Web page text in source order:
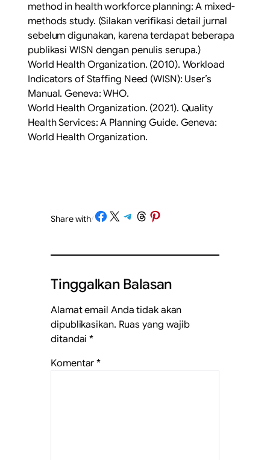
method in health workforce planning: A mixed-
methods study. (Silakan verifikasi detail jurnal
sebelum digunakan, karena terdapat beberapa
publikasi WISN dengan penulis serupa.)
World Health Organization. (2010). Workload
Indicators of Staffing Need (WISN): User’s
Manual. Geneva: WHO.
World Health Organization. (2021). Quality
Health Services: A Planning Guide. Geneva:
World Health Organization.
Share with/Share on Facebook
Share on X Share on Telegram
Share on Threads
Share on Pinterest
Tinggalkan Balasan
Alamat email Anda tidak akan
dipublikasikan. Ruas yang wajib
ditandai*
Komentar*